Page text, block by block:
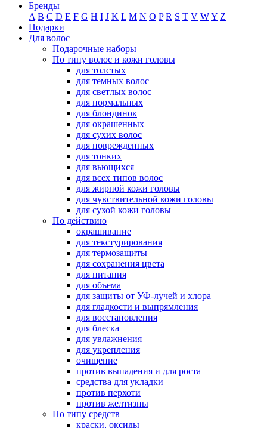
Бренды
A B C D E F G H I J K L M N O P R S T V WY Z
Подарки
Для волос
Подарочные наборы
По типу волос и кожи головы
для толстых
для темных волос
для светлых волос
для нормальных
для блондинок
для окрашенных
для сухих волос
для поврежденных
для тонких
для вьющихся
для всех типов волос
для жирной кожи головы
для чувствительной кожи головы
для сухой кожи головы
По действию
окрашивание
для текстурирования
для термозащиты
для сохранения цвета
для питания
для объема
для защиты от УФ-лучей и хлора
для гладкости и выпрямления
для восстановления
для блеска
для увлажнения
для укрепления
очищение
против выпадения и для роста
средства для укладки
против перхоти
против желтизны
По типу средств
краски, оксиды